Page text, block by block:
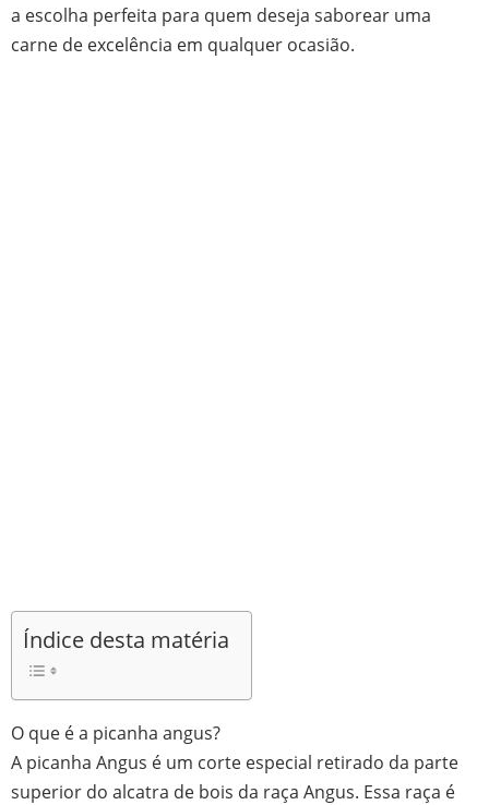
a escolha perfeita para quem deseja saborear uma
carne de excelência em qualquer ocasião.
Índice desta matéria
O que é a picanha angus?
A picanha Angus é um corte especial retirado da parte
superior do alcatra de bois da raça Angus. Essa raça é